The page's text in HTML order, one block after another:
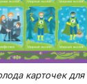
карточек